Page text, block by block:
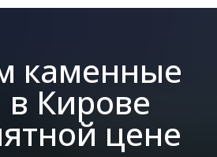
каменные
Кирове
цене